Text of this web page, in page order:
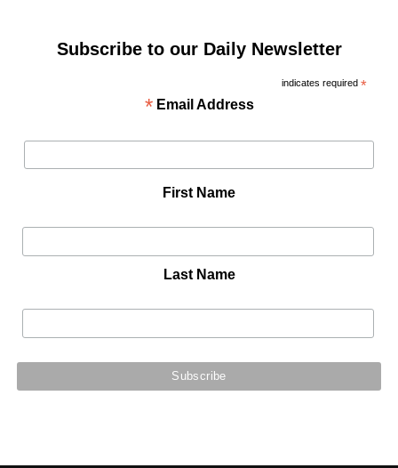
Subscribe to our Daily Newsletter
*
Email Address
*
First Name
Last Name